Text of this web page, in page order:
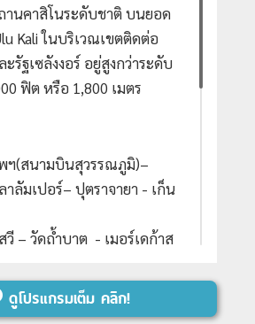
านคาสิโนระดับชาติ บนยอด
Kali ในบริเวณเขตติดต่อ
รัฐเซลังงอร์ อยู่สูงกว่าระดับ
ฟิต หรือ 1,800 เมตร
ฯ(สนามบินสุวรรณภูมิ)–
าลัมเปอร์– ปุตราจายา - เก็น
วี – วัดถ้ำบาตู - เมอร์เดก้าส
ร์รู - สิงคโปร์ – เกาะเซ็นโต
ดูโปรแกรมเต็ม คลิก!